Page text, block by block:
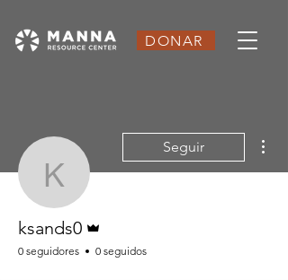
DONAR
ksands0
Seguir
ksands0
0 seguidores 0 seguidos